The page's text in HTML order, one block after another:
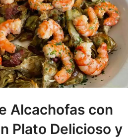
Alcachofas con
Plato Delicioso y